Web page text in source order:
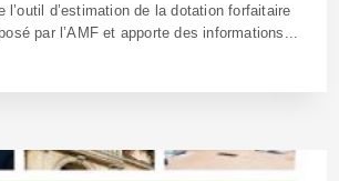
l’outil d’estimation de la dotation forfaitaire
par l’AMF et apporte des informations...